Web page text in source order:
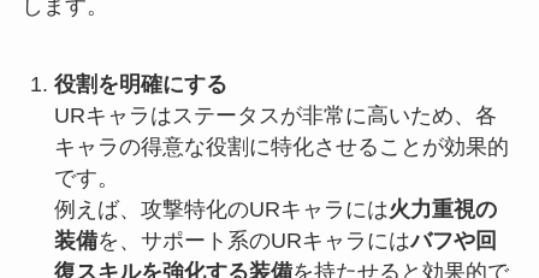
します。
役割を明確にする
URキャラはステータスが非常に高いため、各
キャラの得意な役割に特化させることが効果的
です。
例えば、攻撃特化のURキャラには火力重視の
装備を、サポート系のURキャラにはバフや回
復スキルを強化する装備を持たせると効果的で